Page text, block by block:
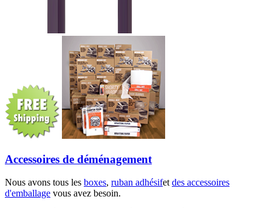
Accessoires de déménagement
Nous avons tous les boxes, ruban adhésifetdes accessoires
d'emballage vous avez besoin.